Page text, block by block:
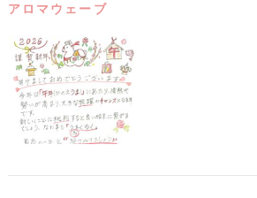
アロマウェーブ